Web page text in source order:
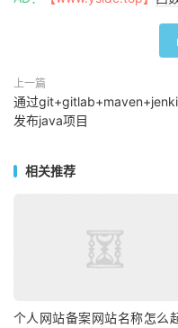
上一篇
通过
发布java项目
相关推荐
个人网站备案网站名称怎么起